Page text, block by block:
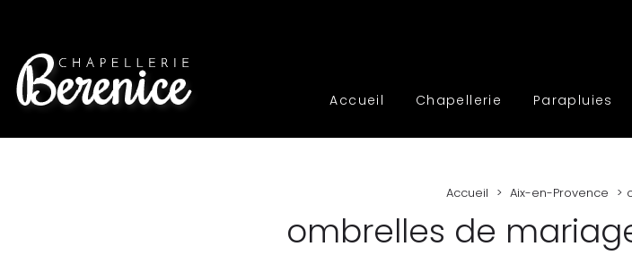
Accueil Chapellerie Parapluies
Accueil Aix-en-Provence
ombrelles de